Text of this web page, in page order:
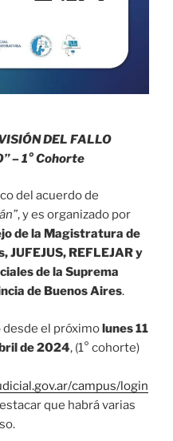
DEL FALLO
– 1° Cohorte
del acuerdo de
, y es organizado por
de la Magistratura de
JUFEJUS, REFLEJAR y
de la Suprema
de Buenos Aires.
desde el próximolunes 11
de 2024, (1° cohorte)
campus/login
que habrá varias